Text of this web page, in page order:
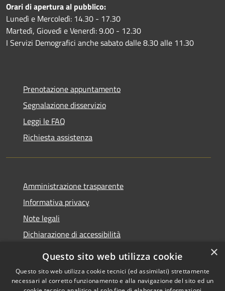
Orari di apertura al pubblico:
Lunedì e Mercoledì: 14.30 - 17.30
Martedì, Giovedì e Venerdì: 9.00 - 12.30
I Servizi Demografici anche sabato dalle 8.30 alle 11.30
Prenotazione appuntamento
Segnalazione disservizio
Leggi le FAQ
Richiesta assistenza
Amministrazione trasparente
Informativa privacy
Note legali
Dichiarazione di accessibilità
RSS Copyright © 2026 • Comune di
×
Questo sito web utilizza cookie
Questo sito web utilizza cookie tecnici (ed assimilati) strettamente
necessari al corretto funzionamento e alla navigazione del sito ed un